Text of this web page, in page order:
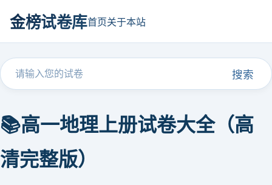
金榜试卷库首页关于本站
搜索
📚高一地理上册试卷大全（高
清完整版）